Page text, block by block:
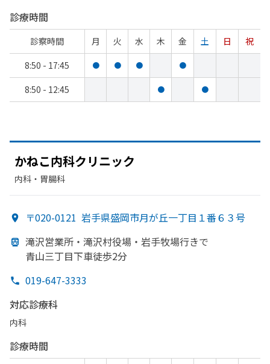
診療時間
診察時間 月 火 水 木 金 土 日
祝
8:50 - 17:45
● ● ● ●
8:50 - 12:45 ● ●
かねこ内科クリニック
内科・​胃腸科
〒020-0121 岩手県盛岡市月が丘一丁目１番６３号
滝沢営業所・滝沢村役場・岩手牧場行きで
青山三丁目下車徒歩2分
019-647-3333
対応診療科
内科
診療時間